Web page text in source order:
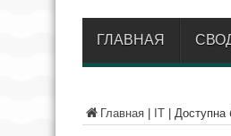
ГЛАВНАЯ
Главная IT Доступна